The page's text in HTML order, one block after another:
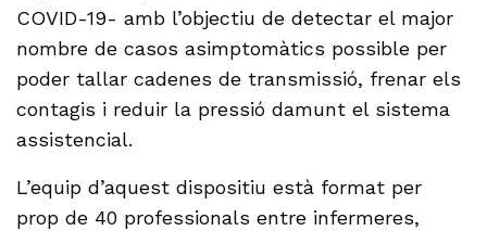
COVID-19- amb l’objectiu de detectar el major
nombre de casos asimptomàtics possible per
poder tallar cadenes de transmissió, frenar els
contagis i reduir la pressió damunt el sistema
assistencial.
L’equip d’aquest dispositiu està format per
prop de 40 professionals entre infermeres,